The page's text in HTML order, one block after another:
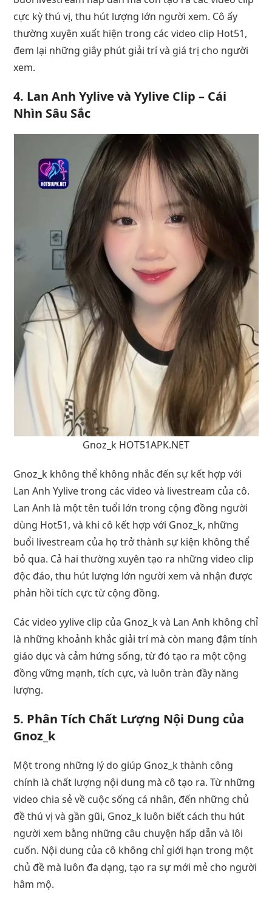
cực kỳ thú vị, thu hút lượng lớn người xem. Cô ấy
thường xuyên xuất hiện trong các video clip Hot51,
đem lại những giây phút giải trí và giá trị cho người
xem.
4. Lan Anh Yylive và Yylive Clip – Cái
Nhìn Sâu Sắc
Gnoz_k HOT51APK.NET
Gnoz_k không thể không nhắc đến sự kết hợp với
Lan Anh Yylive trong các video và livestream của cô.
Lan Anh là một tên tuổi lớn trong cộng đồng người
dùng Hot51, và khi cô kết hợp với Gnoz_k, những
buổi livestream của họ trở thành sự kiện không thể
bỏ qua. Cả hai thường xuyên tạo ra những video clip
độc đáo, thu hút lượng lớn người xem và nhận được
phản hồi tích cực từ cộng đồng.
Các video yylive clip của Gnoz_k và Lan Anh không chỉ
là những khoảnh khắc giải trí mà còn mang đậm tính
giáo dục và cảm hứng sống, từ đó tạo ra một cộng
đồng vững mạnh, tích cực, và luôn tràn đầy năng
lượng.
5. Phân Tích Chất Lượng Nội Dung của
Gnoz_k
Một trong những lý do giúp Gnoz_k thành công
chính là chất lượng nội dung mà cô tạo ra. Từ những
video chia sẻ về cuộc sống cá nhân, đến những chủ
đề thú vị và gần gũi, Gnoz_k luôn biết cách thu hút
người xem bằng những câu chuyện hấp dẫn và lôi
cuốn. Nội dung của cô không chỉ giới hạn trong một
chủ đề mà luôn đa dạng, tạo ra sự mới mẻ cho người
hâm mộ.